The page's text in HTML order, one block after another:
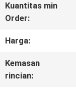
KUALITAS
Kuantitas min
Order:
Harga:
Kemasan
rincian: